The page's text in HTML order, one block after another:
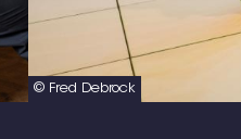
© Fred Debrock